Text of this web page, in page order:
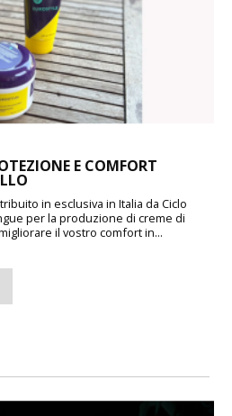
E COMFORT
in esclusiva in Italia da Ciclo
per la produzione di creme di
il vostro comfort in...